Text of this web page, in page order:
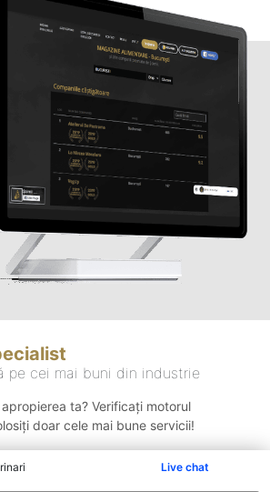
Live chat
pe cei mai buni din industrie
ta? Verificați motorul
doar cele mai bune servicii!